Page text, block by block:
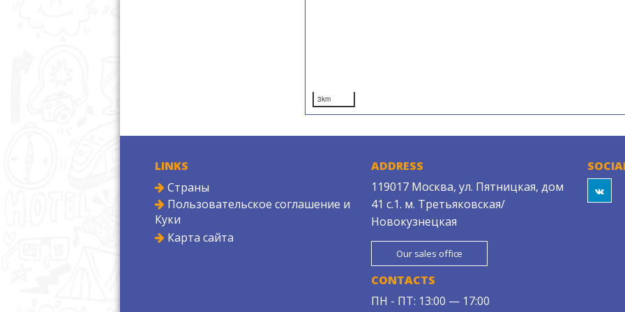
3km
LINKS
Страны
Пользовательское соглашение и
Куки
Карта сайта
ADDRESS
119017 Москва, ул. Пятницкая, дом
41 с.1. м. Третьяковская/
Новокузнецкая
Our sales office
CONTACTS
ПН - ПТ: 13:00 — 17:00